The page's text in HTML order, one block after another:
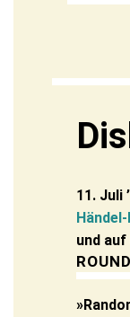
11.
und auf